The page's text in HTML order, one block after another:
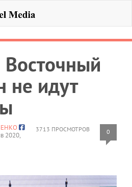
не идут
3713 ПРОСМОТРОВ 0
2020,